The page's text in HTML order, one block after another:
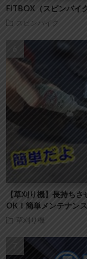
FITBOX（スピンバイ
スピンバイク
【草刈り機】長持ち
OK！簡単メンテナン
草刈り機